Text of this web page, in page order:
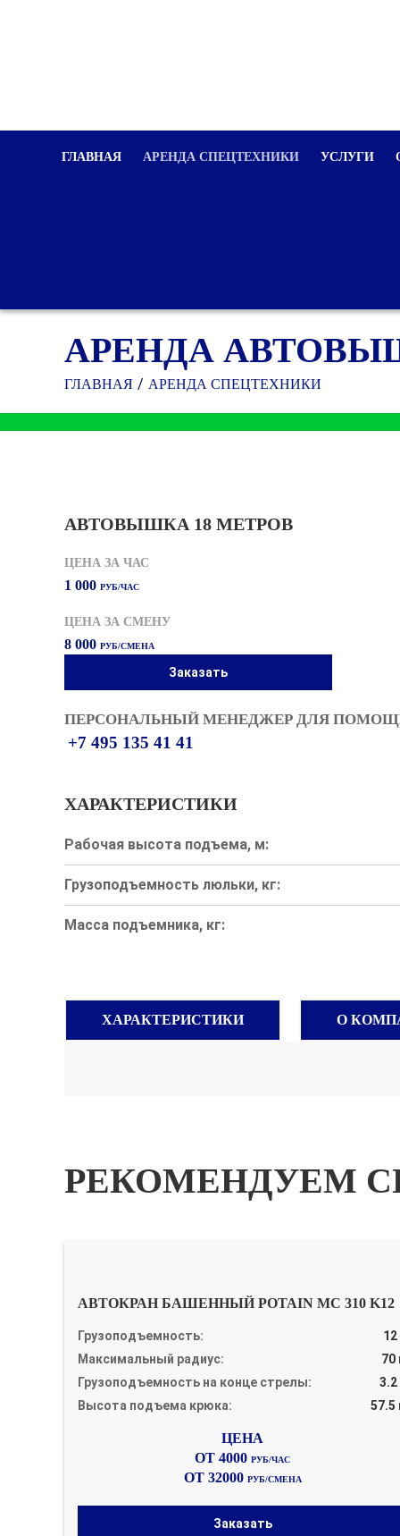
ГЛАВНАЯ АРЕНДА СПЕЦТЕХНИКИ УСЛУГИ
АРЕНДА
ГЛАВНАЯ АРЕНДА СПЕЦТЕХНИКИ
АВТОВЫШКА 18 МЕТРОВ
ЦЕНА ЗА ЧАС
1 000 РУБ/ЧАС
ЦЕНА ЗА СМЕНУ
8 000 РУБ/СМЕНА
Заказать
ПЕРСОНАЛЬНЫЙ МЕНЕДЖЕР ДЛЯ
+7 495 135 41 41
ХАРАКТЕРИСТИКИ
Рабочая высота подъема, м:
Грузоподъемность люльки, кг:
Масса подъемника, кг:
ХАРАКТЕРИСТИКИ О
РЕКОМЕНДУЕМ
АВТОКРАН БАШЕННЫЙ POTAIN MC 310 K12
Грузоподъемность:
12
Максимальный радиус:
70
Грузоподъемность на конце стрелы:
3.2
Высота подъема крюка:
57.5
ОТ 4000РУБ/ЧАС
ОТ 32000 РУБ/СМЕНА
Заказать